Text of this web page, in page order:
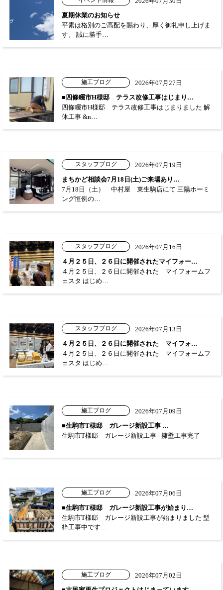
夏期休業のお知らせ
平素は格別のご高配を賜わり、厚く御礼申し上げま
す。 誠に勝手…
施工ブログ
2026年07月27日
■四條畷市H様邸 テラス改修工事はじまり…
四條畷市H様邸 テラス改修工事はじまりました 解
体工事 &n…
スタッフブログ
2026年07月19日
まちかど相談会7月18日(土)ご来場あり…
7月18日（土） 中村屋 東生駒店にて 三陽ホーミ
ング恒例の…
スタッフブログ
2026年07月16日
４月２５日、２６日に開催されたマイフォー…
４月２５日、２６日に開催された マイフォームフ
ェスタ はじめ…
スタッフブログ
2026年07月13日
４月２５日、２６日に開催された マイフォ…
４月２５日、２６日に開催された マイフォームフ
ェスタ はじめ…
施工ブログ
2026年07月09日
■生駒市T様邸 ガレージ新設工事 …
生駒市T様邸 ガレージ新設工事 - 擁壁工事完了
施工ブログ
2026年07月06日
■生駒市T様邸 ガレージ新設工事が始まり…
生駒市T様邸 ガレージ新設工事が始まりました 型
枠工事中です…
施工ブログ
2026年07月02日